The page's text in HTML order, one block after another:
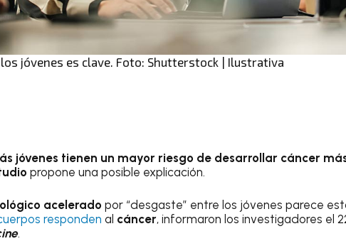
jóvenes es clave. Foto: Shutterstock | Ilustrativa
jóvenes tienen un mayor riesgo de desarrollar cáncer
propone una posible explicación.
acelerado por “desgaste” entre los jóvenes parece
responden al cáncer, informaron los investigadores el
.